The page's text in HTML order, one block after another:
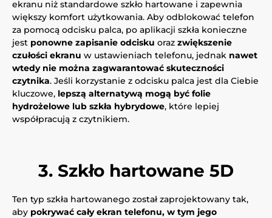
ekranu niż standardowe szkło hartowane i zapewnia
większy komfort użytkowania. Aby odblokować telefon
za pomocą odcisku palca, po aplikacji szkła konieczne
jest ponowne zapisanie odcisku oraz zwiększenie
czułości ekranu w ustawieniach telefonu, jednak nawet
wtedy nie można zagwarantować skuteczności
czytnika. Jeśli korzystanie z odcisku palca jest dla Ciebie
kluczowe, lepszą alternatywą mogą być folie
hydrożelowe lub szkła hybrydowe, które lepiej
współpracują z czytnikiem.
3. Szkło hartowane 5D
Ten typ szkła hartowanego został zaprojektowany tak,
aby pokrywać cały ekran telefonu, w tym jego